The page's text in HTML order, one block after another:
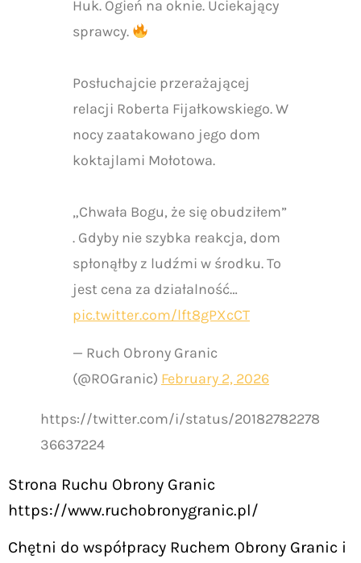
Huk. Ogień na oknie. Uciekający
sprawcy.
Posłuchajcie przerażającej
relacji Roberta Fijałkowskiego. W
nocy zaatakowano jego dom
koktajlami Mołotowa.
„Chwała Bogu, że się obudziłem”
. Gdyby nie szybka reakcja, dom
spłonąłby z ludźmi w środku. To
jest cena za działalność…
pic.twitter.com/lft8gPXcCT
— Ruch Obrony Granic
(@ROGranic) February 2, 2026
https://twitter.com/i/status/20182782278
36637224
Strona Ruchu Obrony Granic
https://www.ruchobronygranic.pl/
Chętni do współpracy Ruchem Obrony Granic i